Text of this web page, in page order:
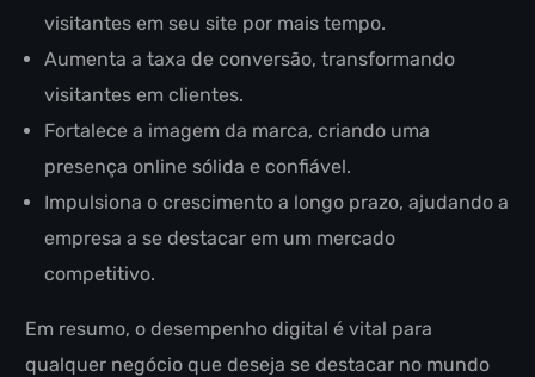
visitantes em seu site por mais tempo.
Aumenta a taxa de conversão, transformando
visitantes em clientes.
Fortalece a imagem da marca, criando uma
presença online sólida e confiável.
Impulsiona o crescimento a longo prazo, ajudando a
empresa a se destacar em um mercado
competitivo.
Em resumo, o desempenho digital é vital para
qualquer negócio que deseja se destacar no mundo